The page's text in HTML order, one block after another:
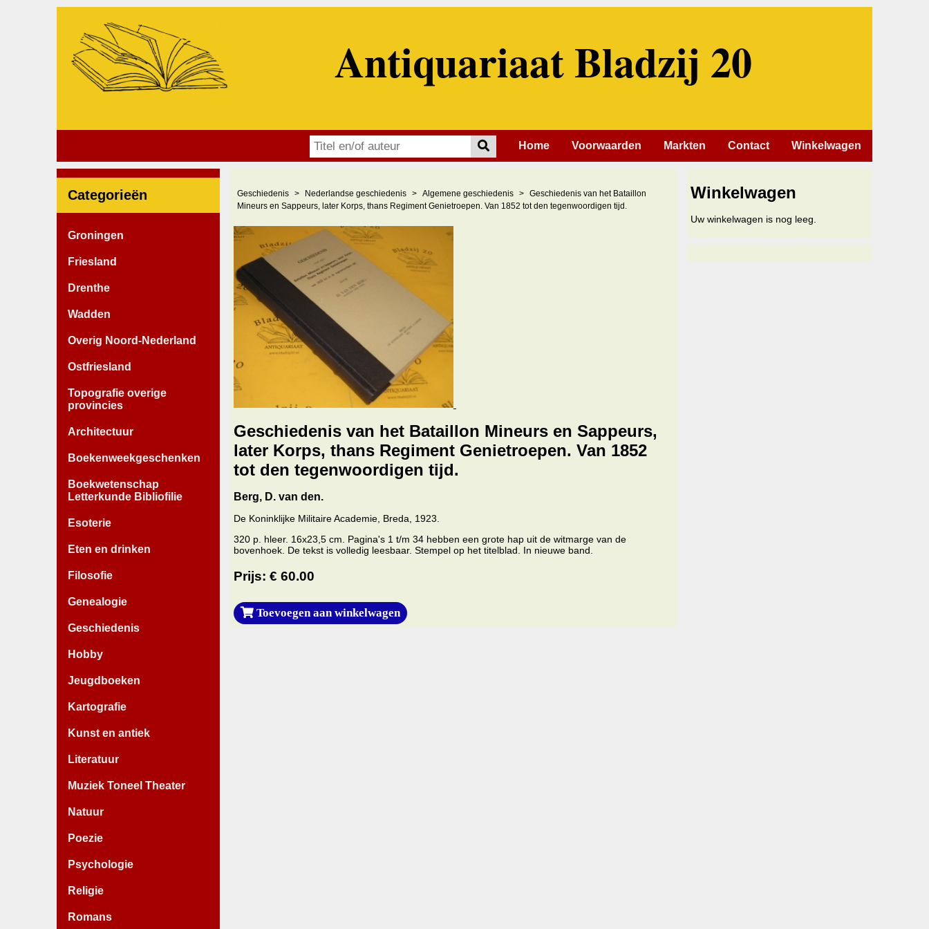
Antiquariaat Bladzij 20
Winkelwagen
Contact
Markten
Voorwaarden
Home
Categorieën
Groningen
Friesland
Drenthe
Wadden
Overig Noord-Nederland
Ostfriesland
Topografie overige
provincies
Architectuur
Boekenweekgeschenken
Boekwetenschap
Letterkunde Bibliofilie
Esoterie
Eten en drinken
Filosofie
Genealogie
Geschiedenis
Hobby
Jeugdboeken
Kartografie
Kunst en antiek
Literatuur
Muziek Toneel Theater
Natuur
Poezie
Psychologie
Religie
Romans
Geschiedenis Nederlandse geschiedenis Algemene geschiedenis
Geschiedenis van het Bataillon
Mineurs en Sappeurs, later Korps, thans Regiment Genietroepen. Van 1852 tot den tegenwoordigen tijd.
Geschiedenis van het Bataillon Mineurs en Sappeurs,
later Korps, thans Regiment Genietroepen. Van 1852
tot den tegenwoordigen tijd.
Berg, D. van den.
De Koninklijke Militaire Academie, Breda, 1923.
320 p. hleer. 16x23,5 cm. Pagina's 1 t/m 34 hebben een grote hap uit de witmarge van de
bovenhoek. De tekst is volledig leesbaar. Stempel op het titelblad. In nieuwe band.
Prijs: € 60.00
Toevoegen aan winkelwagen
Winkelwagen
Uw winkelwagen is nog leeg.